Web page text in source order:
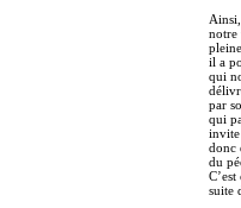
notre
il a
qui
par
qui
invite
donc
du
suite